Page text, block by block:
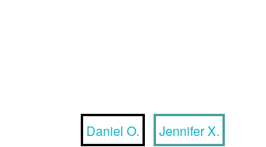
Daniel O. Jennifer X.